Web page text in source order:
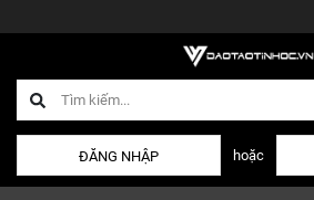
ĐĂNG NHẬP hoặc